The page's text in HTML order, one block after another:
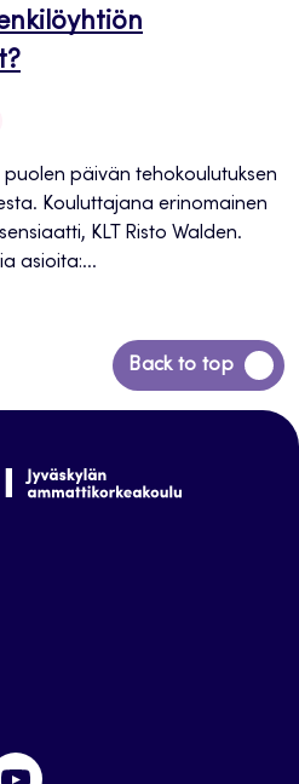
puolen päivän tehokoulutuksen
Kouluttajana erinomainen
KLT Risto Walden.
asioita:...
Back to top
Siirry
takaisin